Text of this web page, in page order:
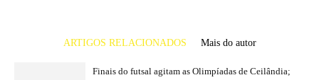
ARTIGOS RELACIONADOS Mais do autor
Finais do futsal agitam as Olimpíadas de Ceilândia;